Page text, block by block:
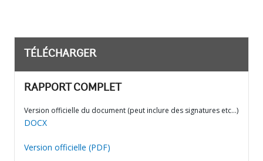
TÉLÉCHARGER
RAPPORT COMPLET
Version officielle du document (peut inclure des signatures etc…)
DOCX
Version officielle (PDF)